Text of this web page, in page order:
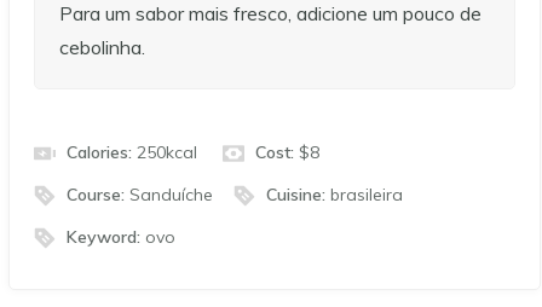
Para um sabor mais fresco, adicione um pouco de
cebolinha.
Calories:250kcal Cost:$8
Course:Sanduíche Cuisine:brasileira
Keyword: ovo